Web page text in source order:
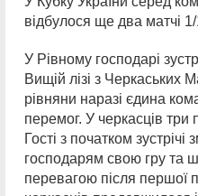
відбулося ще два матчі
У Рівному господарі
Вищій лізі з Черкаських
рівняни наразі єдина
перемог. У черкасців
Гості з початком зустрічі
господарям свою гру та
перевагою після першої